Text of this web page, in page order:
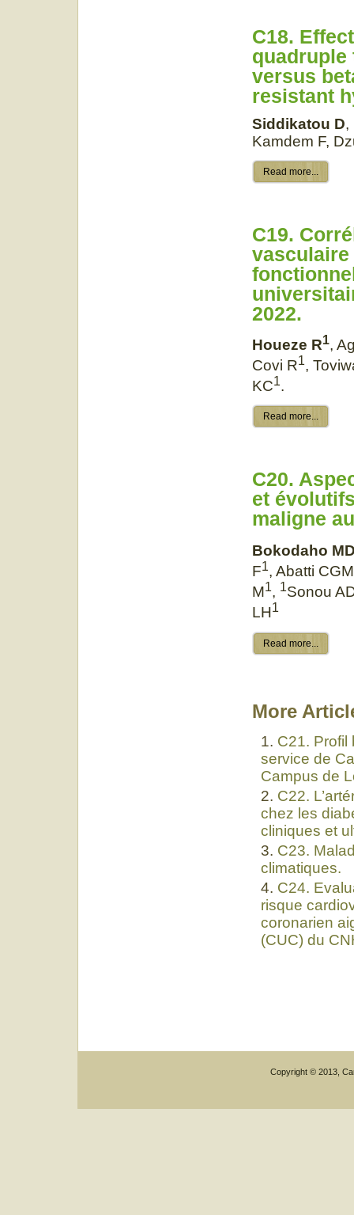
C18.
quadruple
versus
resistant
Siddikatou D,
Kamdem F,
Read more...
C19.
vasculaire
2022.
Houeze R1,
Covi R1,
KC1.
Read more...
C20.
et
maligne
Bokodaho
F1, Abatti
M1, 1Sonou
LH1
Read more...
More
C21. Profil
service de
Campus de
C22.
chez les
cliniques et
C23.
climatiques.
C24.
risque
coronarien
(CUC) du
Copyright © 2013,